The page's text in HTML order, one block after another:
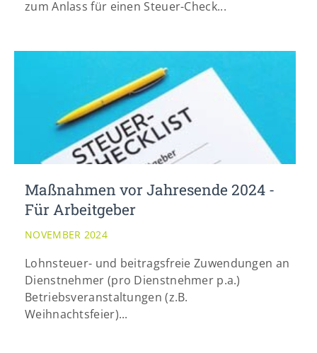
zum Anlass für einen Steuer-Check...
Maßnahmen vor Jahresende 2024 -
Für Arbeitgeber
NOVEMBER 2024
Lohnsteuer- und beitragsfreie Zuwendungen an
Dienstnehmer (pro Dienstnehmer p.a.)
Betriebsveranstaltungen (z.B.
Weihnachtsfeier)...